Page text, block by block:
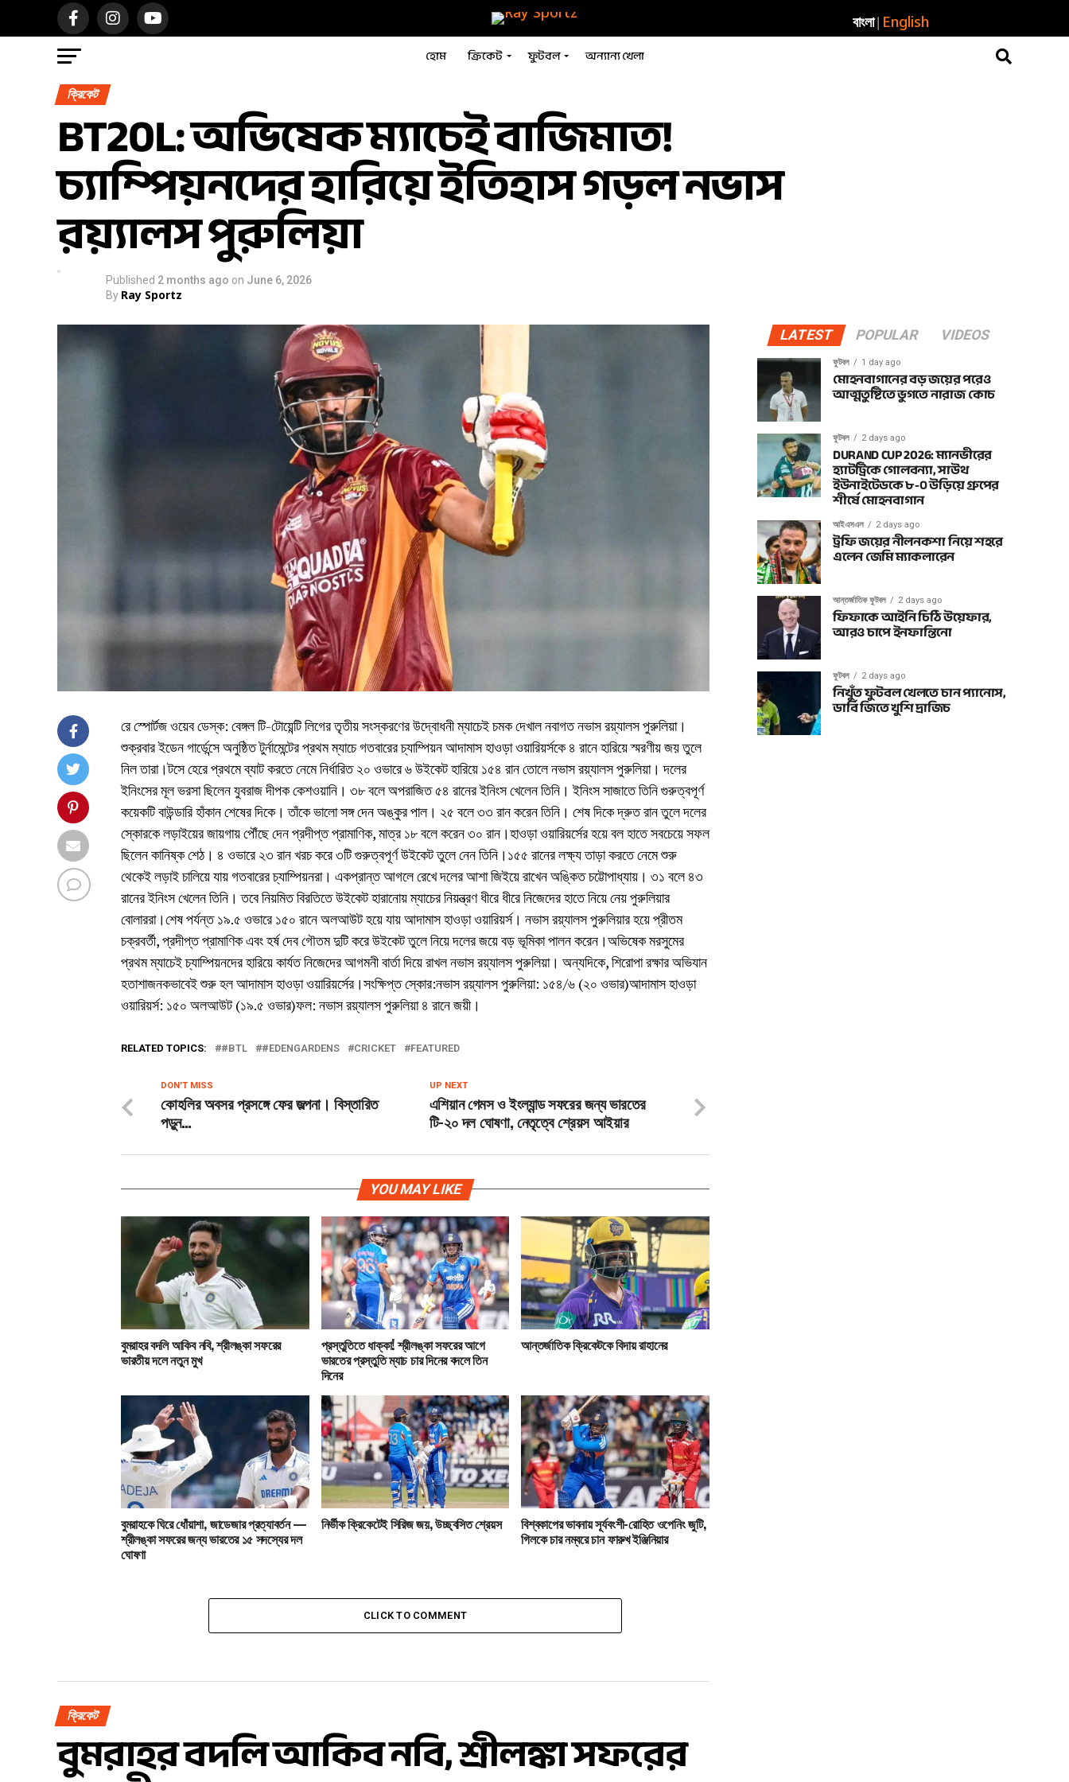
বাংলা| English
হোম ক্রিকেট ফুটবল অন্যান্য খেলা
ক্রিকেট
BT20L: অভিষেক ম্যাচেই বাজিমাত!
চ্যাম্পিয়নদের হারিয়ে ইতিহাস গড়ল নভাস
রয়্যালস পুরুলিয়া
Published 2 months ago on June 6, 2026
By Ray Sportz
রে স্পোর্টজ ওয়েব ডেস্ক: বেঙ্গল টি-টোয়েন্টি লিগের তৃতীয় সংস্করণের উদ্বোধনী ম্যাচেই চমক দেখাল নবাগত নভাস রয়্যালস পুরুলিয়া।
শুক্রবার ইডেন গার্ডেন্সে অনুষ্ঠিত টুর্নামেন্টের প্রথম ম্যাচে গতবারের চ্যাম্পিয়ন আদামাস হাওড়া ওয়ারিয়র্সকে ৪ রানে হারিয়ে স্মরণীয় জয় তুলে
নিল তারা।টসে হেরে প্রথমে ব্যাট করতে নেমে নির্ধারিত ২০ ওভারে ৬ উইকেট হারিয়ে ১৫৪ রান তোলে নভাস রয়্যালস পুরুলিয়া। দলের
ইনিংসের মূল ভরসা ছিলেন যুবরাজ দীপক কেশওয়ানি। ৩৮ বলে অপরাজিত ৫৪ রানের ইনিংস খেলেন তিনি। ইনিংস সাজাতে তিনি গুরুত্বপূর্ণ
কয়েকটি বাউন্ডারি হাঁকান শেষের দিকে। তাঁকে ভালো সঙ্গ দেন অঙ্কুর পাল। ২৫ বলে ৩৩ রান করেন তিনি। শেষ দিকে দ্রুত রান তুলে দলের
স্কোরকে লড়াইয়ের জায়গায় পৌঁছে দেন প্রদীপ্ত প্রামাণিক, মাত্র ১৮ বলে করেন ৩০ রান।হাওড়া ওয়ারিয়র্সের হয়ে বল হাতে সবচেয়ে সফল
ছিলেন কানিষ্ক শেঠ। ৪ ওভারে ২৩ রান খরচ করে ৩টি গুরুত্বপূর্ণ উইকেট তুলে নেন তিনি।১৫৫ রানের লক্ষ্য তাড়া করতে নেমে শুরু
থেকেই লড়াই চালিয়ে যায় গতবারের চ্যাম্পিয়নরা। একপ্রান্ত আগলে রেখে দলের আশা জিইয়ে রাখেন অঙ্কিত চট্টোপাধ্যায়। ৩১ বলে ৪৩
রানের ইনিংস খেলেন তিনি। তবে নিয়মিত বিরতিতে উইকেট হারানোয় ম্যাচের নিয়ন্ত্রণ ধীরে ধীরে নিজেদের হাতে নিয়ে নেয় পুরুলিয়ার
বোলাররা।শেষ পর্যন্ত ১৯.৫ ওভারে ১৫০ রানে অলআউট হয়ে যায় আদামাস হাওড়া ওয়ারিয়র্স। নভাস রয়্যালস পুরুলিয়ার হয়ে প্রীতম
চক্রবর্তী, প্রদীপ্ত প্রামাণিক এবং হর্ষ দেব গৌতম দুটি করে উইকেট তুলে নিয়ে দলের জয়ে বড় ভূমিকা পালন করেন।অভিষেক মরসুমের
প্রথম ম্যাচেই চ্যাম্পিয়নদের হারিয়ে কার্যত নিজেদের আগমনী বার্তা দিয়ে রাখল নভাস রয়্যালস পুরুলিয়া। অন্যদিকে, শিরোপা রক্ষার অভিযান
হতাশাজনকভাবেই শুরু হল আদামাস হাওড়া ওয়ারিয়র্সের।সংক্ষিপ্ত স্কোর:নভাস রয়্যালস পুরুলিয়া: ১৫৪/৬ (২০ ওভার)আদামাস হাওড়া
ওয়ারিয়র্স: ১৫০ অলআউট (১৯.৫ ওভার)ফল: নভাস রয়্যালস পুরুলিয়া ৪ রানে জয়ী।
RELATED TOPICS: #BTL #EDENGARDENS CRICKET FEATURED
UP NEXT
এশিয়ান গেমস ও ইংল্যান্ড সফরের জন্য ভারতের
টি-২০ দল ঘোষণা, নেতৃত্বে শ্রেয়স আইয়ার
DON'T MISS
কোহলির অবসর প্রসঙ্গে ফের জল্পনা। বিস্তারিত
পড়ুন…
YOU MAY LIKE
বুমরাহর বদলি আকিব নবি, শ্রীলঙ্কা সফরের
ভারতীয় দলে নতুন মুখ
প্রস্তুতিতে ধাক্কা! শ্রীলঙ্কা সফরের আগে
ভারতের প্রস্তুতি ম্যাচ চার দিনের বদলে তিন
দিনের
আন্তর্জাতিক ক্রিকেটকে বিদায় রাহানের
বুমরাহকে ঘিরে ধোঁয়াশা, জাডেজার প্রত্যাবর্তন —
শ্রীলঙ্কা সফরের জন্য ভারতের ১৫ সদস্যের দল
ঘোষণা
নির্ভীক ক্রিকেটেই সিরিজ জয়, উচ্ছ্বসিত শ্রেয়স বিশ্বকাপের ভাবনায় সূর্যবংশী-রোহিত ওপেনিং জুটি,
গিলকে চার নম্বরে চান ফারুখ ইঞ্জিনিয়ার
CLICK TO COMMENT
ক্রিকেট
বুমরাহর বদলি আকিব নবি, শ্রীলঙ্কা সফরের
LATEST POPULAR VIDEOS
ফুটবল 1 day ago
মোহনবাগানের বড় জয়ের পরেও
আত্মতুষ্টিতে ভুগতে নারাজ কোচ
ফুটবল 2 days ago
DURAND CUP 2026: ম্যানভীরের
হ্যাটট্রিকে গোলবন্যা, সাউথ
ইউনাইটেডকে ৮-০ উড়িয়ে গ্রুপের
শীর্ষে মোহনবাগান
আইএসএল 2 days ago
ট্রফি জয়ের নীলনকশা নিয়ে শহরে
এলেন জেমি ম্যাকলারেন
আন্তর্জাতিক ফুটবল 2 days ago
ফিফাকে আইনি চিঠি উয়েফার,
আরও চাপে ইনফান্তিনো
ফুটবল 2 days ago
নিখুঁত ফুটবল খেলতে চান প্যানোস,
ডার্বি জিতে খুশি দ্রাজিচ